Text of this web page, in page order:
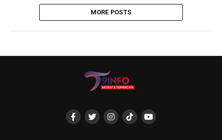
MORE POSTS